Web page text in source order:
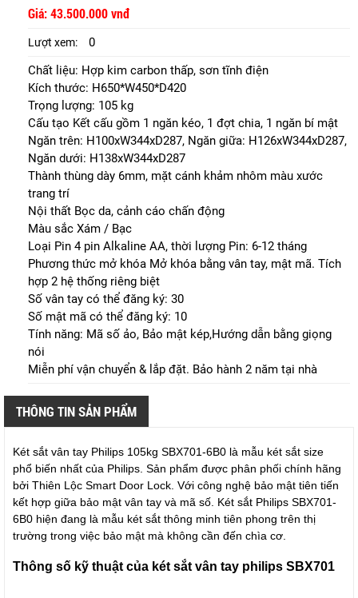
Giá: 43.500.000 vnđ
Lượt xem:
0
Chất liệu: Hợp kim carbon thấp, sơn tĩnh điện
Kích thước: H650*W450*D420
Trọng lượng: 105 kg
Cấu tạo Kết cấu gồm 1 ngăn kéo, 1 đợt chia, 1 ngăn bí mật
Ngăn trên: H100xW344xD287, Ngăn giữa: H126xW344xD287,
Ngăn dưới: H138xW344xD287
Thành thùng dày 6mm, mặt cánh khảm nhôm màu xước
trang trí
Nội thất Bọc da, cảnh cáo chấn động
Màu sắc Xám / Bạc
Loại Pin 4 pin Alkaline AA, thời lượng Pin: 6-12 tháng
Phương thức mở khóa Mở khóa bằng vân tay, mật mã. Tích
hợp 2 hệ thống riêng biệt
Số vân tay có thể đăng ký: 30
Số mật mã có thể đăng ký: 10
Tính năng: Mã số ảo, Bảo mật kép,Hướng dẫn bằng giọng
nói
Miễn phí vận chuyển & lắp đặt. Bảo hành 2 năm tại nhà
THÔNG TIN SẢN PHẨM
Két sắt vân tay Philips 105kg SBX701-6B0 là mẫu két sắt size
phổ biến nhất của Philips. Sản phẩm được phân phối chính hãng
bởi Thiên Lộc Smart Door Lock. Với công nghệ bảo mật tiên tiến
kết hợp giữa bảo mật vân tay và mã số. Két sắt Philips SBX701-
6B0 hiện đang là mẫu két sắt thông minh tiên phong trên thị
trường trong việc bảo mật mà không cần đến chìa cơ.
Thông số kỹ thuật của két sắt vân tay philips SBX701